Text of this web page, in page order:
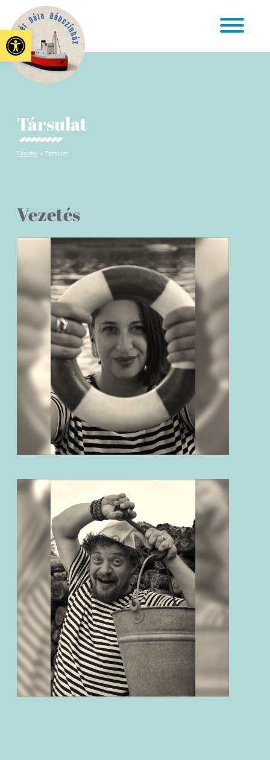
Eszköztár megnyitása
Társulat
Főoldal »Társulat
Vezetés